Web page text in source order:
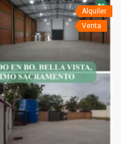
Alquiler
Venta